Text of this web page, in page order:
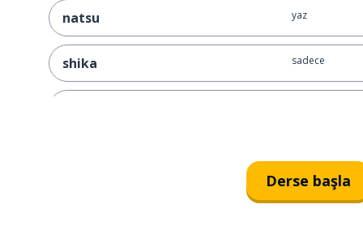
natsu yaz
shika sadece
ben (erkek
Derse başla